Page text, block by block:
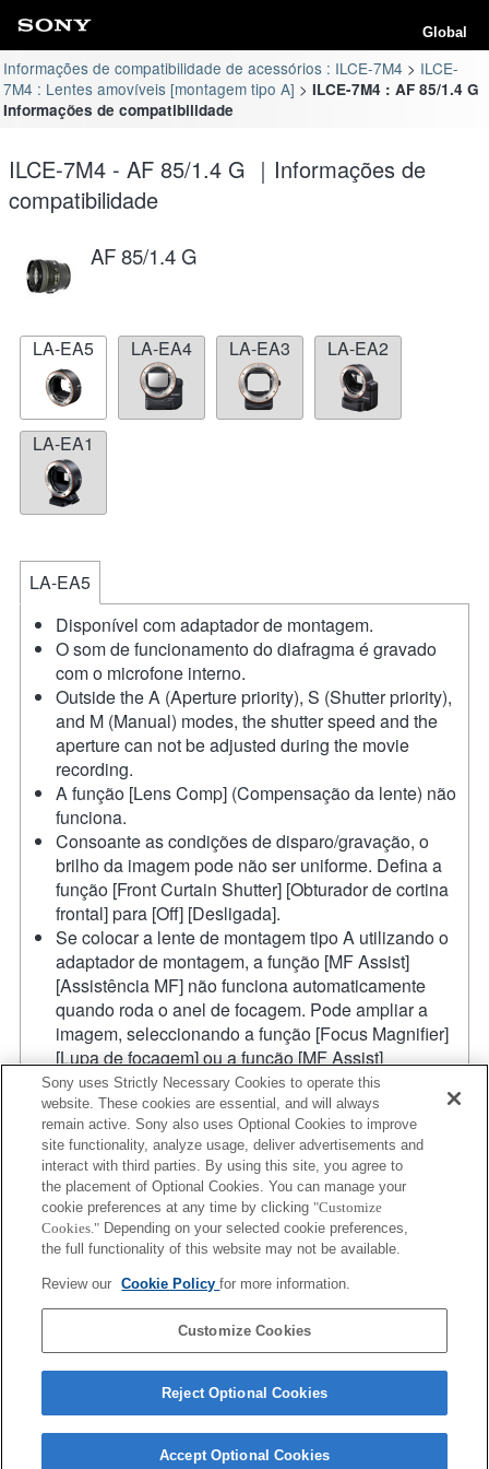
Global
Informações de compatibilidade de acessórios : ILCE-7M4
ILCE-
7M4 : Lentes amovíveis [montagem tipo A]
ILCE-7M4 : AF 85/1.4 G
Informações de compatibilidade
ILCE-7M4 - AF 85/1.4 G ｜Informações de
compatibilidade
AF 85/1.4 G
LA-EA5 LA-EA4 LA-EA3 LA-EA2
LA-EA1
LA-EA5
Disponível com adaptador de montagem.
O som de funcionamento do diafragma é gravado
com o microfone interno.
Outside the A (Aperture priority), S (Shutter priority),
and M (Manual) modes, the shutter speed and the
aperture can not be adjusted during the movie
recording.
A função [Lens Comp] (Compensação da lente) não
funciona.
Consoante as condições de disparo/gravação, o
brilho da imagem pode não ser uniforme. Defina a
função [Front Curtain Shutter] [Obturador de cortina
frontal] para [Off] [Desligada].
Se colocar a lente de montagem tipo A utilizando o
adaptador de montagem, a função [MF Assist]
[Assistência MF] não funciona automaticamente
quando roda o anel de focagem. Pode ampliar a
imagem, seleccionando a função [Focus Magnifier]
[Lupa de focagem] ou a função [MF Assist]
[Assistência MF] para qualquer tecla nas "Custom
Key Settings" [Definições de teclas personalizadas].
A função de obturador de toque não funciona.
A compensação de vibração está disponível com 3
eixos (guinada/inclinação/rolamento ou
Pitch/Yaw/Roll) com SteadyShot INSIDE.
Apesar de conseguir efetuar a focagem automática,
por vezes é difícil focar num objeto utilizando esta
função quando está a fotografar cenas escuras ou
quando um objeto está situado nos cantos do ecrã ou
está significativamente desfocado.
Contact Us
Sony uses Strictly Necessary Cookies to operate this
website. These cookies are essential, and will always
remain active. Sony also uses Optional Cookies to improve
site functionality, analyze usage, deliver advertisements and
interact with third parties. By using this site, you agree to
the placement of Optional Cookies. You can manage your
cookie preferences at any time by clicking "Customize
Cookies." Depending on your selected cookie preferences,
the full functionality of this website may not be available.
Review our Cookie Policyfor more information.
Customize Cookies
Reject Optional Cookies
Accept Optional Cookies